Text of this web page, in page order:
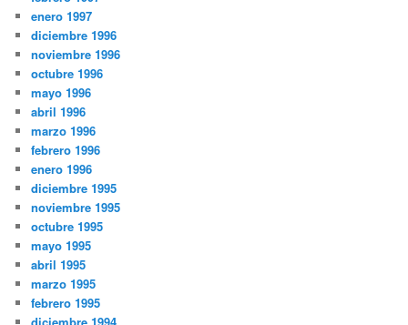
enero 1997
diciembre 1996
noviembre 1996
octubre 1996
mayo 1996
abril 1996
marzo 1996
febrero 1996
enero 1996
diciembre 1995
noviembre 1995
octubre 1995
mayo 1995
abril 1995
marzo 1995
febrero 1995
diciembre 1994